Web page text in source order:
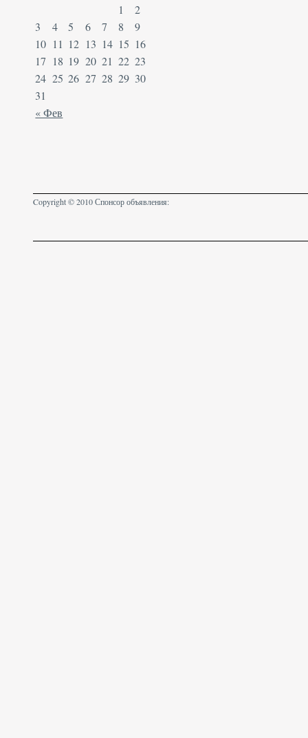
« Фев
1
2
3
4 5 6 7 8
9
10 11 12 13 14 15 16
17 18 19 20 21 22 23
24 25 26 27 28 29 30
31
Copyright © 2010 Спонсор объявления: